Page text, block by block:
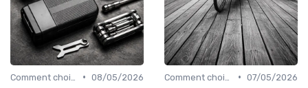
• 08/05/2026
• 07/05/2026